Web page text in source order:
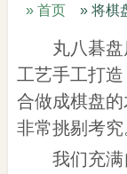
» 首页» 将棋
丸八碁盘
工艺手工打
合做成棋盘
非常挑剔考究
我们充满